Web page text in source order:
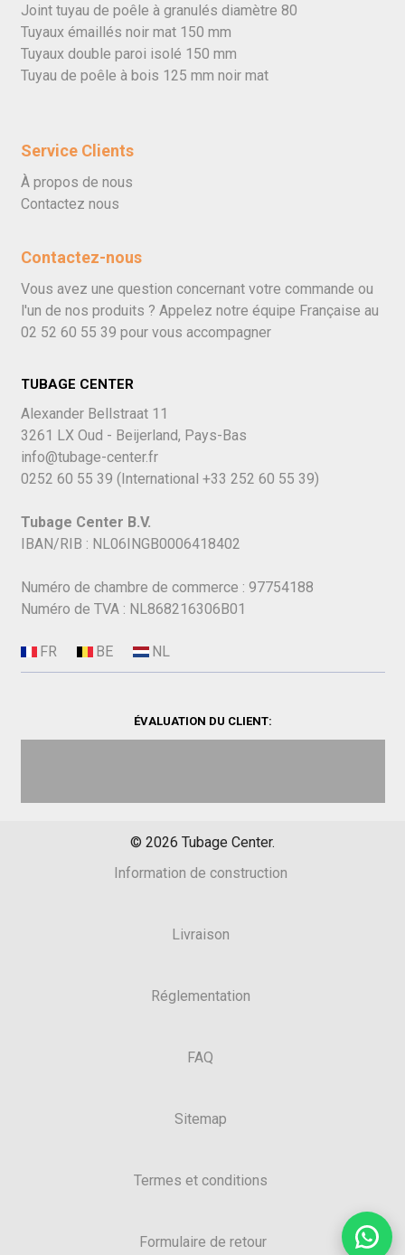
Joint tuyau de poêle à granulés diamètre 80
Tuyaux émaillés noir mat 150 mm
Tuyaux double paroi isolé 150 mm
Tuyau de poêle à bois 125 mm noir mat
Service Clients
À propos de nous
Contactez nous
Contactez-nous
Vous avez une question concernant votre commande ou
l'un de nos produits ? Appelez notre équipe Française au
02 52 60 55 39 pour vous accompagner
TUBAGE CENTER
Alexander Bellstraat 11
3261 LX Oud - Beijerland, Pays-Bas
info@tubage-center.fr
0252 60 55 39 (International +33 252 60 55 39)
Tubage Center B.V.
IBAN/RIB : NL06INGB0006418402
Numéro de chambre de commerce : 97754188
Numéro de TVA : NL868216306B01
ÉVALUATION DU CLIENT:
© 2026 Tubage Center.
Information de construction
Livraison
Réglementation
FAQ
Sitemap
Termes et conditions
Formulaire de retour